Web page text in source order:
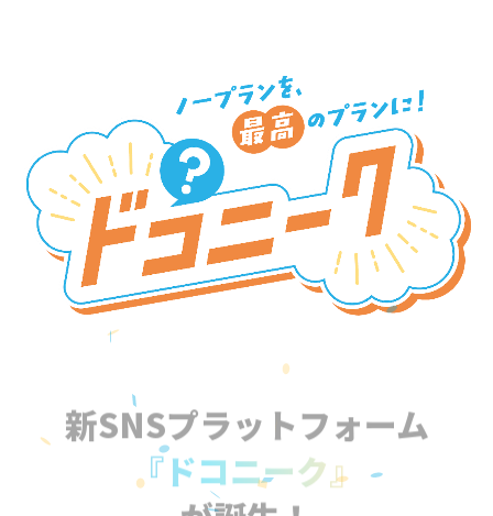
新SNSプラットフォーム
『ドコニーク』
が誕生！